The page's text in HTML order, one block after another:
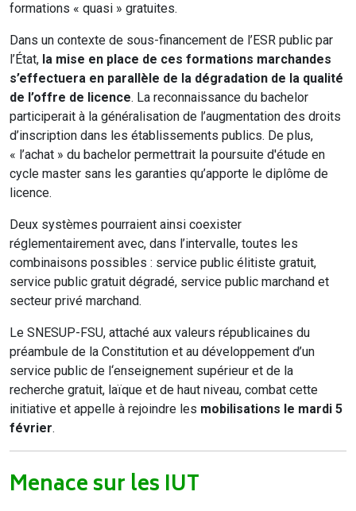
formations « quasi » gratuites.
Dans un contexte de sous-financement de l’ESR public par
l’État, la mise en place de ces formations marchandes
s’effectuera en parallèle de la dégradation de la qualité
de l’offre de licence. La reconnaissance du bachelor
participerait à la généralisation de l’augmentation des droits
d’inscription dans les établissements publics. De plus,
« l’achat » du bachelor permettrait la poursuite d'étude en
cycle master sans les garanties qu’apporte le diplôme de
licence.
Deux systèmes pourraient ainsi coexister
réglementairement avec, dans l’intervalle, toutes les
combinaisons possibles : service public élitiste gratuit,
service public gratuit dégradé, service public marchand et
secteur privé marchand.
Le SNESUP-FSU, attaché aux valeurs républicaines du
préambule de la Constitution et au développement d’un
service public de l‘enseignement supérieur et de la
recherche gratuit, laïque et de haut niveau, combat cette
initiative et appelle à rejoindre les mobilisations le mardi 5
février.
Menace sur les IUT